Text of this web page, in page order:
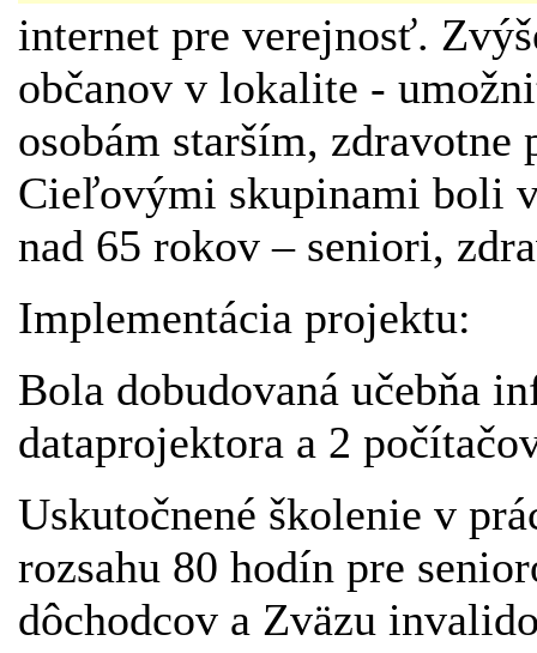
internet pre verejnosť.
občanov v lokalite -
osobám starším,
Cieľovými skupinami boli
nad 65 rokov – seniori,
Implementácia projektu:
Bola dobudovaná učebňa
dataprojektora a 2
Uskutočnené školenie v
rozsahu 80 hodín pre
dôchodcov a Zväzu